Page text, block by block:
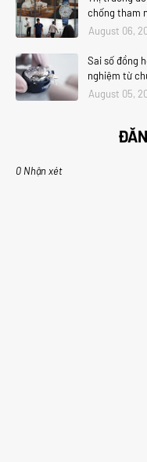
chống tham
August 06,
Sai số đồng
nghiệm từ
August 05,
0 Nhận xét